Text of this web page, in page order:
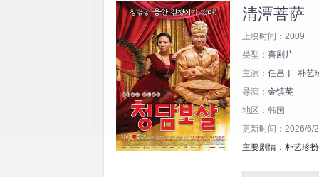
清潭菩萨
上映时间：2009
类型： 喜剧片
主演： 任昌丁 朴艺
导演： 金镇英
地区：韩国
更新时间：2026/6/
主要剧情：朴艺珍